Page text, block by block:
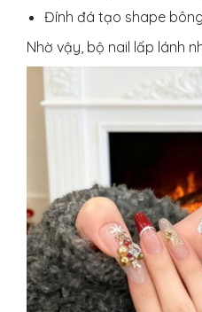
Đính đá tạo shape
Nhờ vậy, bộ nail lấp lánh